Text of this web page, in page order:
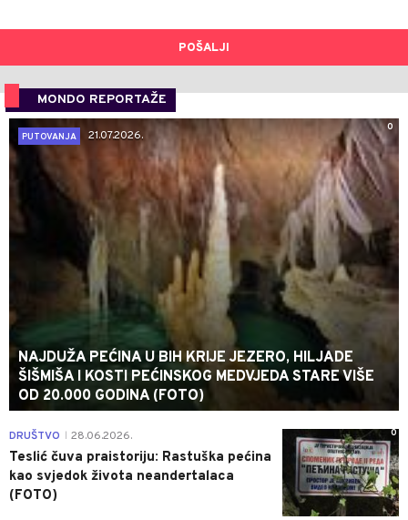
POŠALJI
MONDO REPORTAŽE
0
PUTOVANJA
21.07.2026.
NAJDUŽA PEĆINA U BIH KRIJE JEZERO, HILJADE
ŠIŠMIŠA I KOSTI PEĆINSKOG MEDVJEDA STARE VIŠE
OD 20.000 GODINA (FOTO)
0
DRUŠTVO 28.06.2026.
Teslić čuva praistoriju: Rastuška pećina
kao svjedok života neandertalaca
(FOTO)